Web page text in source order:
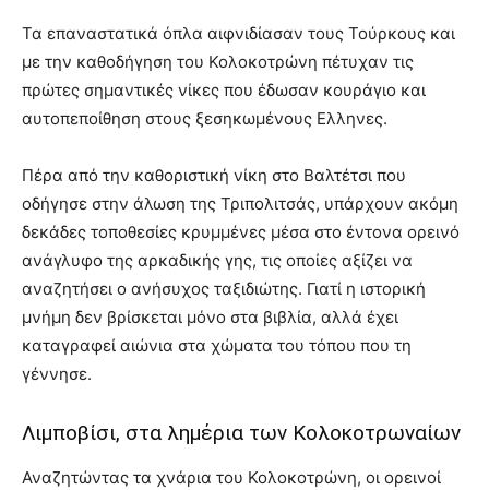
Τα επαναστατικά όπλα αιφνιδίασαν τους Τούρκους και
με την καθοδήγηση του Κολοκοτρώνη πέτυχαν τις
πρώτες σημαντικές νίκες που έδωσαν κουράγιο και
αυτοπεποίθηση στους ξεσηκωμένους Ελληνες.
Πέρα από την καθοριστική νίκη στο Βαλτέτσι που
οδήγησε στην άλωση της Τριπολιτσάς, υπάρχουν ακόμη
δεκάδες τοποθεσίες κρυμμένες μέσα στο έντονα ορεινό
ανάγλυφο της αρκαδικής γης, τις οποίες αξίζει να
αναζητήσει ο ανήσυχος ταξιδιώτης. Γιατί η ιστορική
μνήμη δεν βρίσκεται µόνο στα βιβλία, αλλά έχει
καταγραφεί αιώνια στα χώματα του τόπου που τη
γέννησε.
Λιμποβίσι, στα λημέρια των Κολοκοτρωναίων
Αναζητώντας τα χνάρια του Κολοκοτρώνη, οι ορεινοί